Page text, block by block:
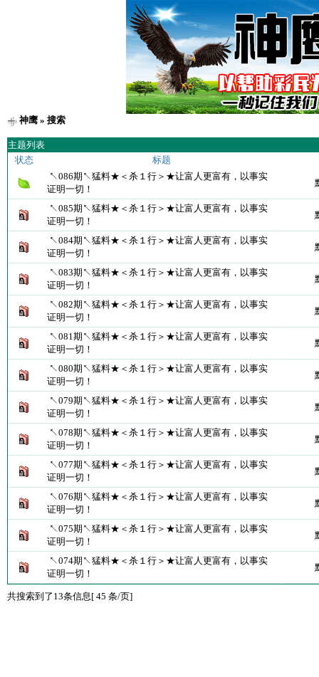
神鹰» 搜索
主题列表
状态
标题
↖086期↖猛料★＜杀１行＞★让富人更富有，以事实
证明一切！
↖085期↖猛料★＜杀１行＞★让富人更富有，以事实
证明一切！
↖084期↖猛料★＜杀１行＞★让富人更富有，以事实
证明一切！
↖083期↖猛料★＜杀１行＞★让富人更富有，以事实
证明一切！
↖082期↖猛料★＜杀１行＞★让富人更富有，以事实
证明一切！
↖081期↖猛料★＜杀１行＞★让富人更富有，以事实
证明一切！
↖080期↖猛料★＜杀１行＞★让富人更富有，以事实
证明一切！
↖079期↖猛料★＜杀１行＞★让富人更富有，以事实
证明一切！
↖078期↖猛料★＜杀１行＞★让富人更富有，以事实
证明一切！
↖077期↖猛料★＜杀１行＞★让富人更富有，以事实
证明一切！
↖076期↖猛料★＜杀１行＞★让富人更富有，以事实
证明一切！
↖075期↖猛料★＜杀１行＞★让富人更富有，以事实
证明一切！
↖074期↖猛料★＜杀１行＞★让富人更富有，以事实
证明一切！
共搜索到了13条信息[ 45 条/页]